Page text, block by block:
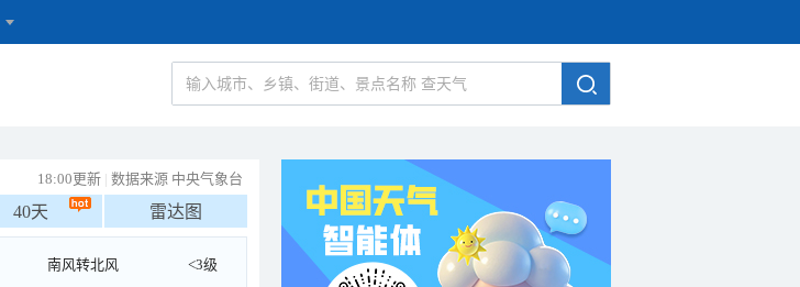
18:00更新 | 数据来源 中央气象台
40天 雷达图
南风转北风 <3级